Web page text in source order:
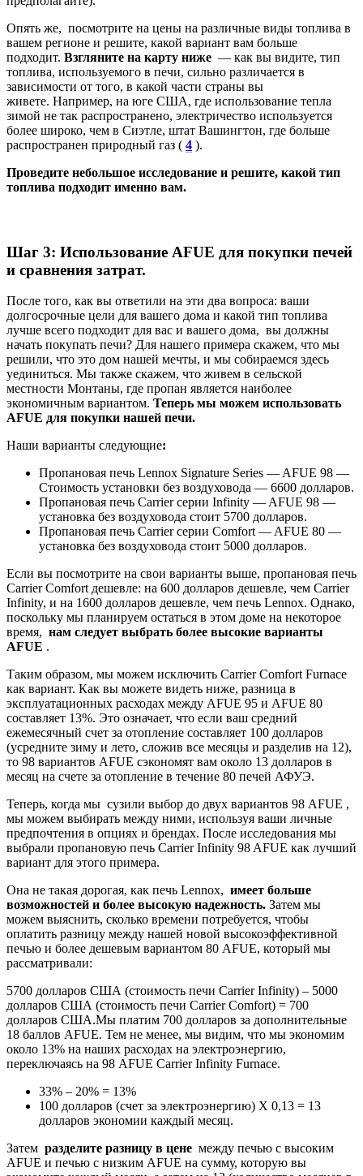
Опять же, посмотрите на цены на различные виды топлива в
вашем регионе и решите, какой вариант вам больше
подходит. Взгляните на карту ниже — как вы видите, тип
топлива, используемого в печи, сильно различается в
зависимости от того, в какой части страны вы
живете. Например, на юге США, где использование тепла
зимой не так распространено, электричество используется
более широко, чем в Сиэтле, штат Вашингтон, где больше
распространен природный газ ( 4 ).
Проведите небольшое исследование и решите, какой тип
топлива подходит именно вам.
Шаг 3: Использование AFUE для покупки печей
и сравнения затрат.
После того, как вы ответили на эти два вопроса: ваши
долгосрочные цели для вашего дома и какой тип топлива
лучше всего подходит для вас и вашего дома, вы должны
начать покупать печи? Для нашего примера скажем, что мы
решили, что это дом нашей мечты, и мы собираемся здесь
уединиться. Мы также скажем, что живем в сельской
местности Монтаны, где пропан является наиболее
экономичным вариантом. Теперь мы можем использовать
AFUE для покупки нашей печи.
Наши варианты следующие:
Пропановая печь Lennox Signature Series — AFUE 98 —
Стоимость установки без воздуховода — 6600 долларов.
Пропановая печь Carrier серии Infinity — AFUE 98 —
установка без воздуховода стоит 5700 долларов.
Пропановая печь Carrier серии Comfort — AFUE 80 —
установка без воздуховода стоит 5000 долларов.
Если вы посмотрите на свои варианты выше, пропановая печь
Carrier Comfort дешевле: на 600 долларов дешевле, чем Carrier
Infinity, и на 1600 долларов дешевле, чем печь Lennox. Однако,
поскольку мы планируем остаться в этом доме на некоторое
время, нам следует выбрать более высокие варианты
AFUE .
Таким образом, мы можем исключить Carrier Comfort Furnace
как вариант. Как вы можете видеть ниже, разница в
эксплуатационных расходах между AFUE 95 и AFUE 80
составляет 13%. Это означает, что если ваш средний
ежемесячный счет за отопление составляет 100 долларов
(усредните зиму и лето, сложив все месяцы и разделив на 12),
то 98 вариантов AFUE сэкономят вам около 13 долларов в
месяц на счете за отопление в течение 80 печей АФУЭ.
Теперь, когда мы сузили выбор до двух вариантов 98 AFUE ,
мы можем выбирать между ними, используя ваши личные
предпочтения в опциях и брендах. После исследования мы
выбрали пропановую печь Carrier Infinity 98 AFUE как лучший
вариант для этого примера.
Она не такая дорогая, как печь Lennox, имеет больше
возможностей и более высокую надежность. Затем мы
можем выяснить, сколько времени потребуется, чтобы
оплатить разницу между нашей новой высокоэффективной
печью и более дешевым вариантом 80 AFUE, который мы
рассматривали:
5700 долларов США (стоимость печи Carrier Infinity) – 5000
долларов США (стоимость печи Carrier Comfort) = 700
долларов США.Мы платим 700 долларов за дополнительные
18 баллов AFUE. Тем не менее, мы видим, что мы экономим
около 13% на наших расходах на электроэнергию,
переключаясь на 98 AFUE Carrier Infinity Furnace.
33% – 20% = 13%
100 долларов (счет за электроэнергию) X 0,13 = 13
долларов экономии каждый месяц.
Затем разделите разницу в цене между печью с высоким
AFUE и печью с низким AFUE на сумму, которую вы